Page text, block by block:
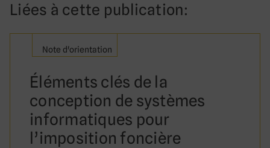
Liées à cette publication:
Note d'orientation
Éléments clés de la
conception de systèmes
informatiques pour
l’imposition foncière